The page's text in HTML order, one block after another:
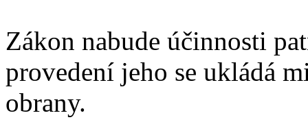
Zákon nabude účinnosti
provedení jeho se ukládá
obrany.